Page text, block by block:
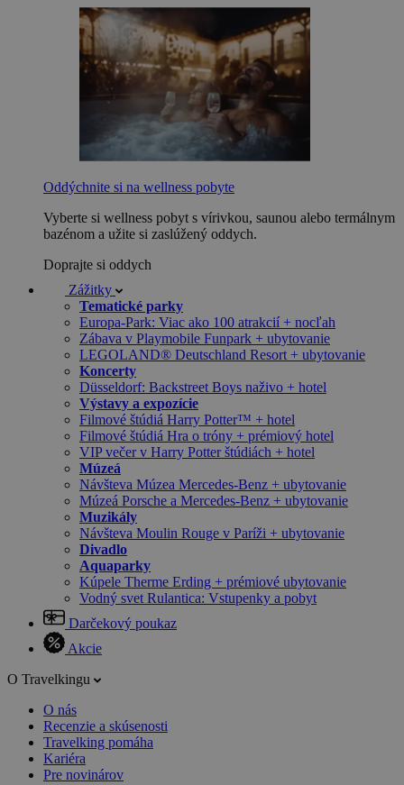
Oddýchnite si na wellness pobyte
Vyberte si wellness pobyt s vírivkou, saunou alebo termálnym
bazénom a užite si zaslúžený oddych.
Doprajte si oddych
Zážitky
Tematické parky
Europa-Park: Viac ako 100 atrakcií + nocľah
Zábava v Playmobile Funpark + ubytovanie
LEGOLAND® Deutschland Resort + ubytovanie
Koncerty
Düsseldorf: Backstreet Boys naživo + hotel
Výstavy a expozície
Filmové štúdiá Harry Potter™ + hotel
Filmové štúdiá Hra o tróny + prémiový hotel
VIP večer v Harry Potter štúdiách + hotel
Múzeá
Návšteva Múzea Mercedes-Benz + ubytovanie
Múzeá Porsche a Mercedes-Benz + ubytovanie
Muzikály
Návšteva Moulin Rouge v Paríži + ubytovanie
Divadlo
Aquaparky
Kúpele Therme Erding + prémiové ubytovanie
Vodný svet Rulantica: Vstupenky a pobyt
Darčekový poukaz
Akcie
O Travelkingu
O nás
Recenzie a skúsenosti
Travelking pomáha
Kariéra
Pre novinárov